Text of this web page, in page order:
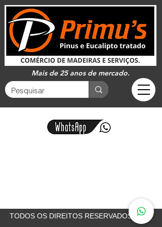
Mais de 25 anos de mercado.
TODOS OS DIREITOS RESERVADOS, 2024